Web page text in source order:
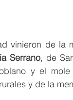
vinieron de la
Serrano, de
y el
y de la